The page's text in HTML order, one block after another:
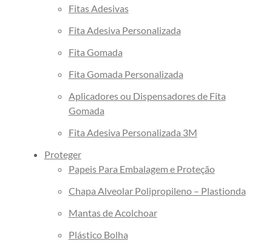
Fita Adesiva Personalizada
Fita Adesiva Personalizada em
Pequena Quantidade
Atacado
Embalagem
Fita Adesiva Transparente
48×100
Fita de Arquear
Fitas Adesivas
Fita Adesiva Personalizada
Fita Gomada
Fita Gomada Personalizada
Aplicadores ou Dispensadores de Fita
Gomada
Fita Adesiva Personalizada 3M
Proteger
Papeis Para Embalagem e Proteção
Chapa Alveolar Polipropileno – Plastionda
Mantas de Acolchoar
Plástico Bolha